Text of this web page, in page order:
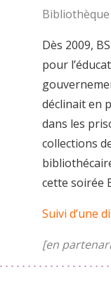
Dès 2009,
pour
déclinait en
dans les
collections
cette soirée
Suivi d’une
[en